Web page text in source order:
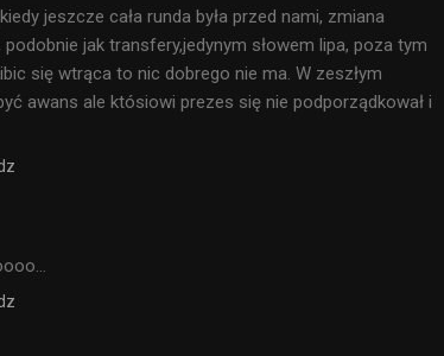
jeszcze cała runda była przed nami, zmiana
jak transfery,jedynym słowem lipa, poza tym
się wtrąca to nic dobrego nie ma. W zeszłym
awans ale któsiowi prezes się nie podporządkował i